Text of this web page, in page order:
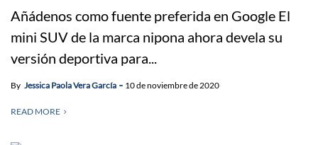
Añádenos como fuente preferida en Google El
mini SUV de la marca nipona ahora devela su
versión deportiva para...
By Jessica Paola Vera García 10 de noviembre de 2020
READ MORE